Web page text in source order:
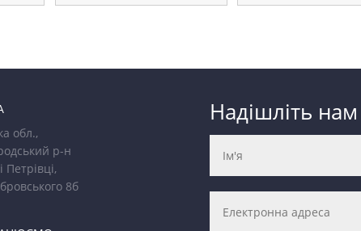
обл.,
р-н
Петрівці,
8б
Надішліть